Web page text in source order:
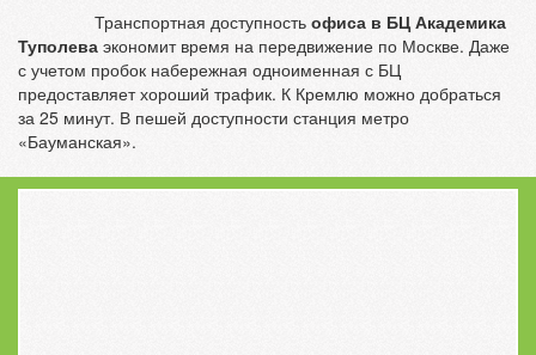
Транспортная доступность офиса в БЦ Академика
Туполева экономит время на передвижение по Москве. Даже
с учетом пробок набережная одноименная с БЦ
предоставляет хороший трафик. К Кремлю можно добраться
за 25 минут. В пешей доступности станция метро
«Бауманская».